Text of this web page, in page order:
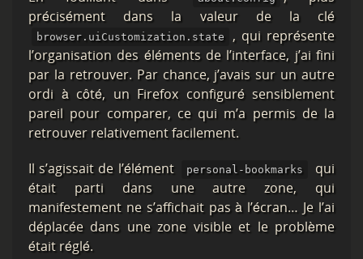
précisément dans la valeur de la clé
browser.uiCustomization.state
, qui représente
l’organisation des éléments de l’interface, j’ai fini
par la retrouver. Par chance, j’avais sur un autre
ordi à côté, un Firefox configuré sensiblement
pareil pour comparer, ce qui m’a permis de la
retrouver relativement facilement.
Il s’agissait de l’élément
personal-bookmarks
qui
était parti dans une autre zone, qui
manifestement ne s’affichait pas à l’écran… Je l’ai
déplacée dans une zone visible et le problème
était réglé.